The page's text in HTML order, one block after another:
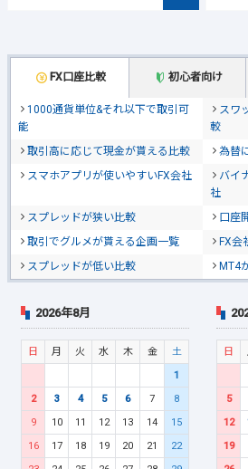
FX口座比較 初心者向け
1000通貨単位&それ以下で取引可
能
スワ
較
取引高に応じて現金が貰える比較
為替
スマホアプリが使いやすいFX会社
バイ
社
スプレッドが狭い比較
口座
取引でグルメが貰える企画一覧
FX会
スプレッドが低い比較
MT4
2026年8月
日 月 火 水 木 金
土
1
2
3 4 5 6 7
8
9
10 11 12 13 14
15
16
17 18 19 20 21
22
日
5
12
19